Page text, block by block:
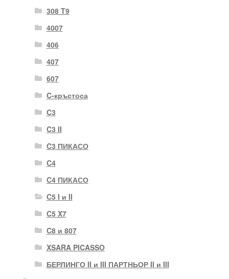
308 T9
4007
406
407
607
C-кръстоса
C3
C3 II
C3 ПИКАСО
C4
C4 ПИКАСО
C5 I и II
C5 X7
C8 и 807
XSARA PICASSO
БЕРЛИНГО II и III ПАРТНЬОР II и III